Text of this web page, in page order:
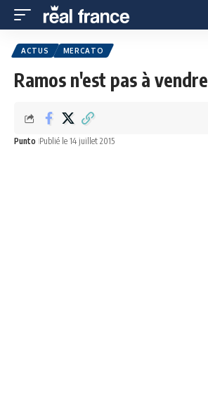
ACTUS MERCATO
Ramos n'est pas à vendre
Punto Publié le 14 juillet 2015